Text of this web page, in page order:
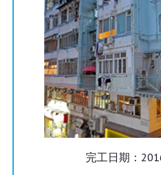
完工日期：